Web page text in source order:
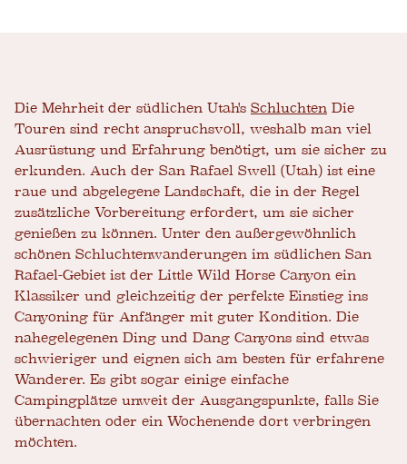
Die Mehrheit der südlichen Utah's Schluchten Die
Touren sind recht anspruchsvoll, weshalb man viel
Ausrüstung und Erfahrung benötigt, um sie sicher zu
erkunden. Auch der San Rafael Swell (Utah) ist eine
raue und abgelegene Landschaft, die in der Regel
zusätzliche Vorbereitung erfordert, um sie sicher
genießen zu können. Unter den außergewöhnlich
schönen Schluchtenwanderungen im südlichen San
Rafael-Gebiet ist der Little Wild Horse Canyon ein
Klassiker und gleichzeitig der perfekte Einstieg ins
Canyoning für Anfänger mit guter Kondition. Die
nahegelegenen Ding und Dang Canyons sind etwas
schwieriger und eignen sich am besten für erfahrene
Wanderer. Es gibt sogar einige einfache
Campingplätze unweit der Ausgangspunkte, falls Sie
übernachten oder ein Wochenende dort verbringen
möchten.